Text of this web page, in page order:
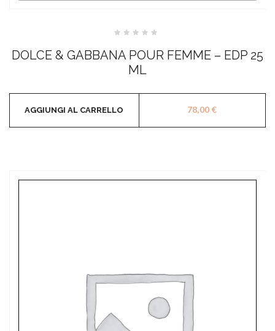
su
5
DOLCE & GABBANA POUR FEMME – EDP 25
ML
78,00€
AGGIUNGI AL CARRELLO